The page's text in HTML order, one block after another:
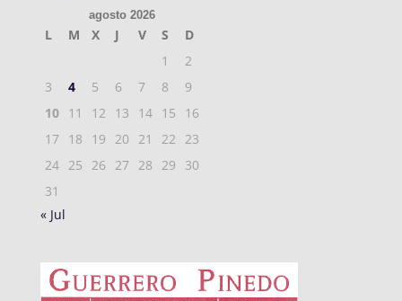
agosto 2026
L M X J V S
D
1
2
3
4 5 6 7 8
9
10 11 12 13 14 15
16
17
18 19 20 21 22
23
24 25 26 27 28 29
30
31
« Jul